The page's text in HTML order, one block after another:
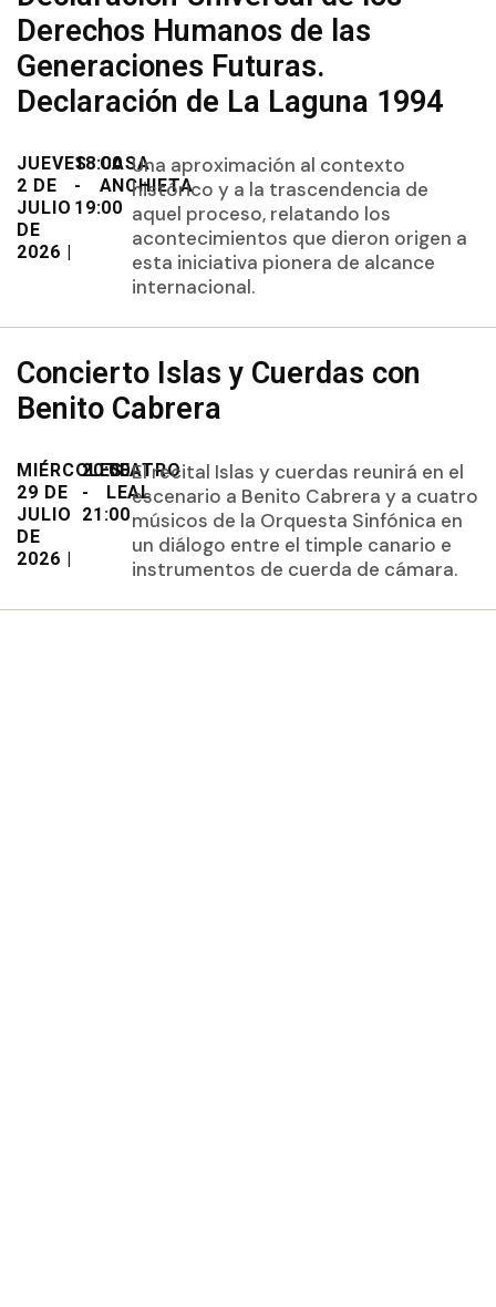
Derechos Humanos de las
Generaciones Futuras.
Declaración de La Laguna 1994
JUEVES
2 DE
JULIO
DE
2026 |
18:00
-
19:00
CASA
ANCHIETA
Una aproximación al contexto
histórico y a la trascendencia de
aquel proceso, relatando los
acontecimientos que dieron origen a
esta iniciativa pionera de alcance
internacional.
Concierto Islas y Cuerdas con
Benito Cabrera
MIÉRCOLES
29 DE
JULIO
DE
2026 |
20:00
-
21:00
TEATRO
LEAL
El recital Islas y cuerdas reunirá en el
escenario a Benito Cabrera y a cuatro
músicos de la Orquesta Sinfónica en
un diálogo entre el timple canario e
instrumentos de cuerda de cámara.